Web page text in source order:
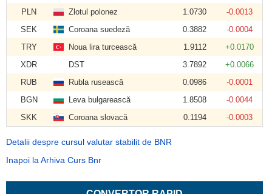
PLN
Zlotul polonez 1.0730
-0.0013
SEK
Coroana suedeză 0.3882
-0.0004
TRY
Noua lira turcească 1.9112
+0.0170
XDR
DST 3.7892
+0.0066
RUB
Rubla rusească 0.0986
-0.0001
BGN
Leva bulgarească 1.8508
-0.0044
SKK
Coroana slovacă 0.1194 -0.0003
Detalii despre cursul valutar stabilit de BNR
Inapoi la Arhiva Curs Bnr